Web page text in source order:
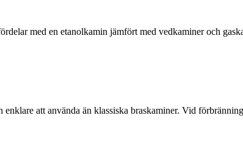
med en etanolkamin jämfört med vedkaminer och
att använda än klassiska braskaminer. Vid